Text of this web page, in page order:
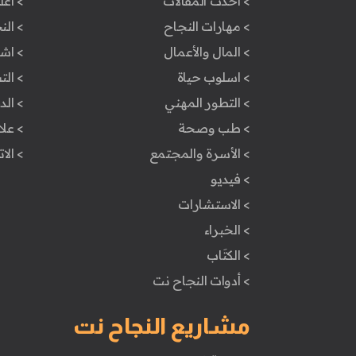
> مهارات النجاح
> المال والأعمال
> اسلوب حياة
> التطور المهني
> طب وصحة
> الأسرة والمجتمع
> فيديو
> الاستشارات
> الخبراء
> الكتَاب
> أدوات النجاح نت
مشاريع النجاح نت
>
>
>
>
>
>